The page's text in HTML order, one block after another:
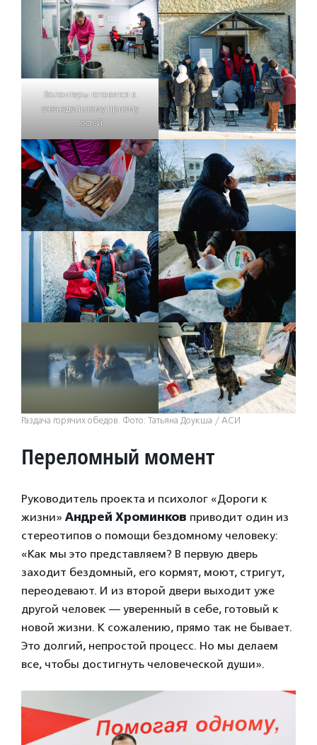
Волонтеры готовятся к
еженедельному приему
гостей
Раздача горячих обедов. Фото: Татьяна Доукша / АСИ
Переломный момент
Руководитель проекта и психолог «Дороги к
жизни» Андрей Хроминков приводит один из
стереотипов о помощи бездомному человеку:
«Как мы это представляем? В первую дверь
заходит бездомный, его кормят, моют, стригут,
переодевают. И из второй двери выходит уже
другой человек — уверенный в себе, готовый к
новой жизни. К сожалению, прямо так не бывает.
Это долгий, непростой процесс. Но мы делаем
все, чтобы достигнуть человеческой души».